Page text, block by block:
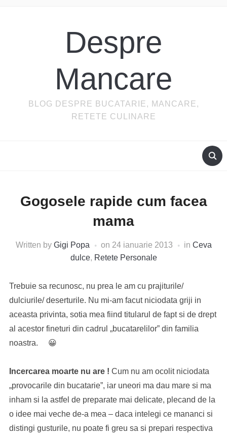
Despre
Mancare
BLOG DESPRE BUCATARIE, MANCARE,
RETETE CULINARE
Gogosele rapide cum facea
mama
Written by Gigi Popa on 24 ianuarie 2013 in Ceva
dulce, Retete Personale
Trebuie sa recunosc, nu prea le am cu prajiturile/
dulciurile/ deserturile. Nu mi-am facut niciodata griji in
aceasta privinta, sotia mea fiind titularul de fapt si de drept
al acestor fineturi din cadrul „bucatarelilor” din familia
noastra. 😀
Incercarea moarte nu are ! Cum nu am ocolit niciodata
„provocarile din bucatarie”, iar uneori ma dau mare si ma
inham si la astfel de preparate mai delicate, plecand de la
o idee mai veche de-a mea – daca intelegi ce mananci si
distingi gusturile, nu poate fi greu sa si prepari respectiva